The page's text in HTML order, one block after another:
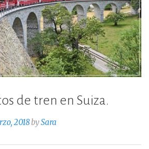
de tren en Suiza.
2018bySara